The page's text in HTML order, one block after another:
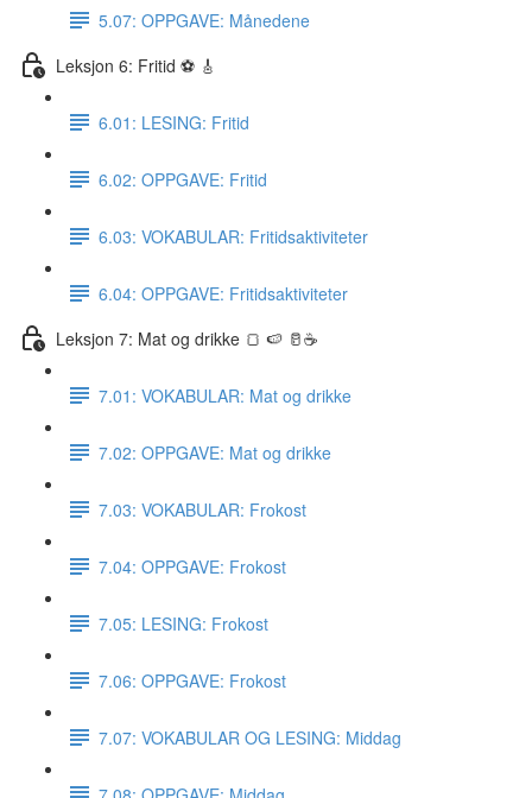
5.07: OPPGAVE: Månedene
Leksjon 6: Fritid ⚽️ 🎸
6.01: LESING: Fritid
6.02: OPPGAVE: Fritid
6.03: VOKABULAR: Fritidsaktiviteter
6.04: OPPGAVE: Fritidsaktiviteter
Leksjon 7: Mat og drikke 🍞 🍉 🥛☕️
7.01: VOKABULAR: Mat og drikke
7.02: OPPGAVE: Mat og drikke
7.03: VOKABULAR: Frokost
7.04: OPPGAVE: Frokost
7.05: LESING: Frokost
7.06: OPPGAVE: Frokost
7.07: VOKABULAR OG LESING: Middag